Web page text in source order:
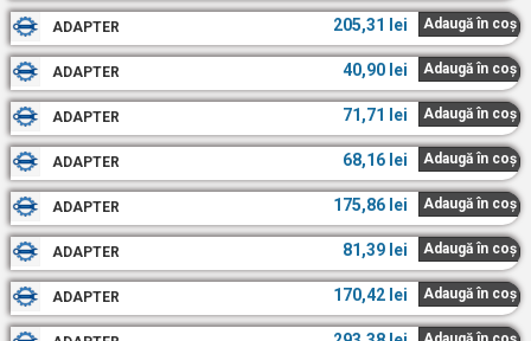
ADAPTER 205,31 lei Adaugă în coș
ADAPTER 40,90 lei Adaugă în coș
ADAPTER 71,71 lei Adaugă în coș
ADAPTER 68,16 lei Adaugă în coș
ADAPTER 175,86 lei Adaugă în coș
ADAPTER 81,39 lei Adaugă în coș
ADAPTER 170,42 lei Adaugă în coș